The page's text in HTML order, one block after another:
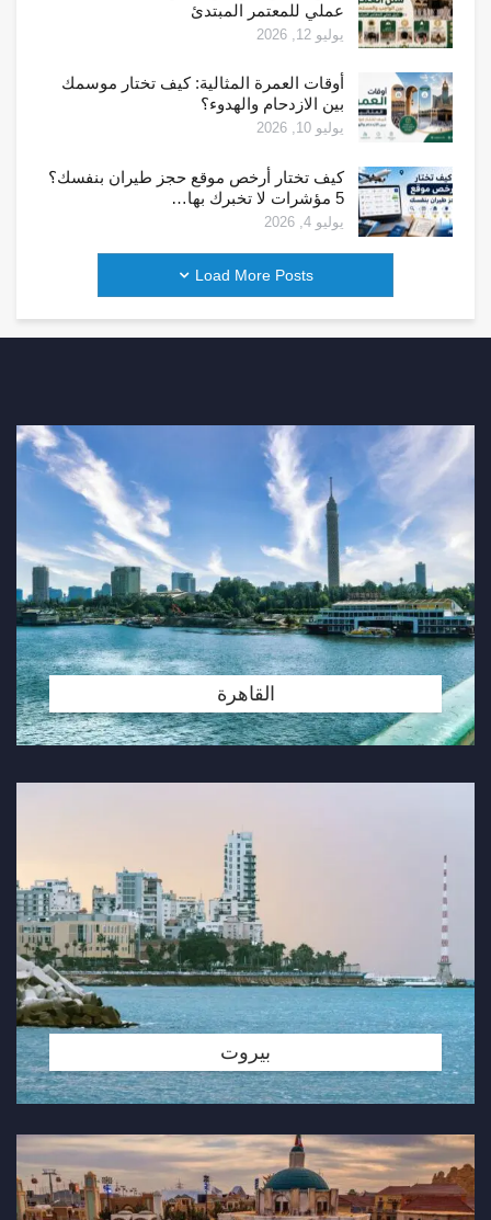
عملي للمعتمر المبتدئ
يوليو 12, 2026
أوقات العمرة المثالية: كيف تختار موسمك
بين الازدحام والهدوء؟
يوليو 10, 2026
كيف تختار أرخص موقع حجز طيران بنفسك؟
5 مؤشرات لا تخبرك بها…
يوليو 4, 2026
Load More Posts
القاهرة
بيروت